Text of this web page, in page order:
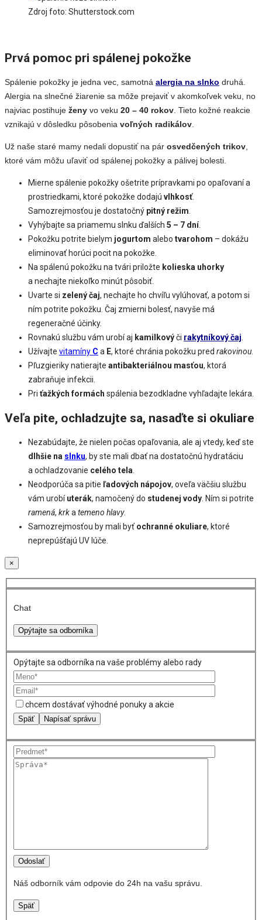
Zdroj foto: Shutterstock.com
Prvá pomoc pri spálenej pokožke
Spálenie pokožky je jedna vec, samotná alergia na slnko druhá.
Alergia na slnečné žiarenie sa môže prejaviť v akomkoľvek veku, no
najviac postihuje ženy vo veku 20 – 40 rokov. Tieto kožné reakcie
vznikajú v dôsledku pôsobenia voľných radikálov.
Už naše staré mamy nedali dopustiť na pár osvedčených trikov,
ktoré vám môžu uľaviť od spálenej pokožky a pálivej bolesti.
Mierne spálenie pokožky ošetrite prípravkami po opaľovaní a
prostriedkami, ktoré pokožke dodajú vlhkosť.
Samozrejmosťou je dostatočný pitný režim.
Vyhýbajte sa priamemu slnku ďalších 5 – 7 dní.
Pokožku potrite bielym jogurtom alebo tvarohom – dokážu
eliminovať horúci pocit na pokožke.
Na spálenú pokožku na tvári priložte kolieska uhorky
a nechajte niekoľko minút pôsobiť.
Uvarte si zelený čaj, nechajte ho chvíľu vylúhovať, a potom si
ním potrite pokožku. Čaj zmierni bolesť, navyše má
regeneračné účinky.
Rovnakú službu vám urobí aj kamilkovýči rakytníkový čaj.
Užívajte vitamíny C a E, ktoré chránia pokožku pred rakovinou.
Pľuzgieriky natierajte antibakteriálnou masťou, ktorá
zabraňuje infekcii.
Pri ťažkých formách spálenia bezodkladne vyhľadajte lekára.
Veľa pite, ochladzujte sa, nasaďte si okuliare
Nezabúdajte, že nielen počas opaľovania, ale aj vtedy, keď ste
dlhšie na slnku, by ste mali dbať na dostatočnú hydratáciu
a ochladzovanie celého tela.
Neodporúča sa pitie ľadových nápojov, oveľa väčšiu službu
vám urobíuterák, namočený do studenej vody. Ním si potrite
ramená, krkatemeno hlavy.
Samozrejmosťou by mali byť ochranné okuliare, ktoré
neprepúšťajú UV lúče.
×
Chat
Opýtajte sa odborníka
Opýtajte sa odborníka na vaše problémy alebo rady
chcem dostávať výhodné ponuky a akcie
Späť Napísať správu
Náš odborník vám odpovie do 24h na vašu správu.
Späť